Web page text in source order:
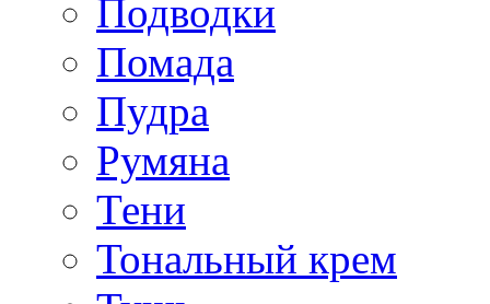
Подводки
Помада
Пудра
Румяна
Тени
Тональный крем